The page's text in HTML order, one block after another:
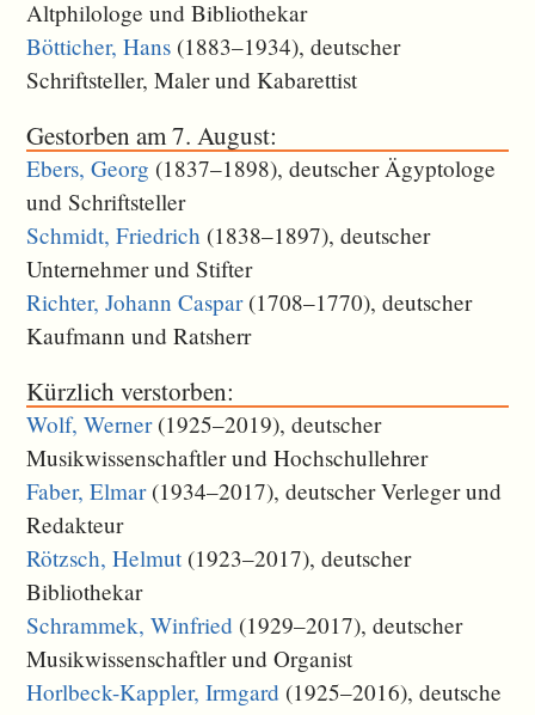
Altphilologe und Bibliothekar
Bötticher, Hans (1883–1934), deutscher
Schriftsteller, Maler und Kabarettist
Gestorben am 7. August:
Ebers, Georg (1837–1898), deutscher Ägyptologe
und Schriftsteller
Schmidt, Friedrich (1838–1897), deutscher
Unternehmer und Stifter
Richter, Johann Caspar(1708–1770), deutscher
Kaufmann und Ratsherr
Kürzlich verstorben:
Wolf, Werner(1925–2019), deutscher
Musikwissenschaftler und Hochschullehrer
Faber, Elmar(1934–2017), deutscher Verleger und
Redakteur
Rötzsch, Helmut (1923–2017), deutscher
Bibliothekar
Schrammek, Winfried (1929–2017), deutscher
Musikwissenschaftler und Organist
Horlbeck-Kappler, Irmgard (1925–2016), deutsche